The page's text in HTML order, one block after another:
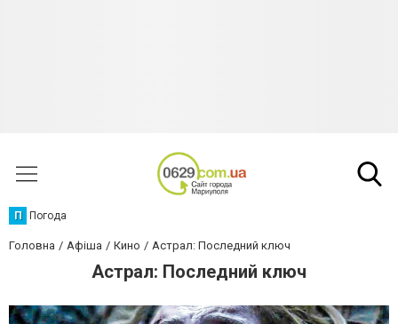
П Погода
Головна Афіша Кино Астрал: Последний ключ
Астрал: Последний ключ